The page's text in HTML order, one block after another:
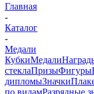
Главная
-
Каталог
-
Медали
КубкиМедали
стеклаПризыФигуры
дипломыЗначки
по видамРазрядные